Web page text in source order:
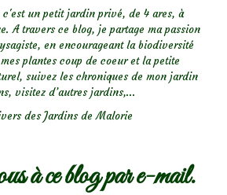
un petit jardin privé, de 4 ares, à
A travers ce blog, je partage ma passion
en encourageant la biodiversité
plantes coup de coeur et la petite
suivez les chroniques de mon jardin
visitez d’autres jardins,...
des Jardins de Malorie
à ce blog par e-mail.